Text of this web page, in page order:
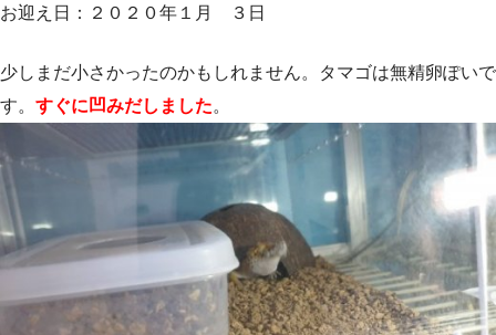
お迎え日：２０２０年１月 ３日
少しまだ小さかったのかもしれません。タマゴは無精卵ぽいで
す。 すぐに凹みだしました。